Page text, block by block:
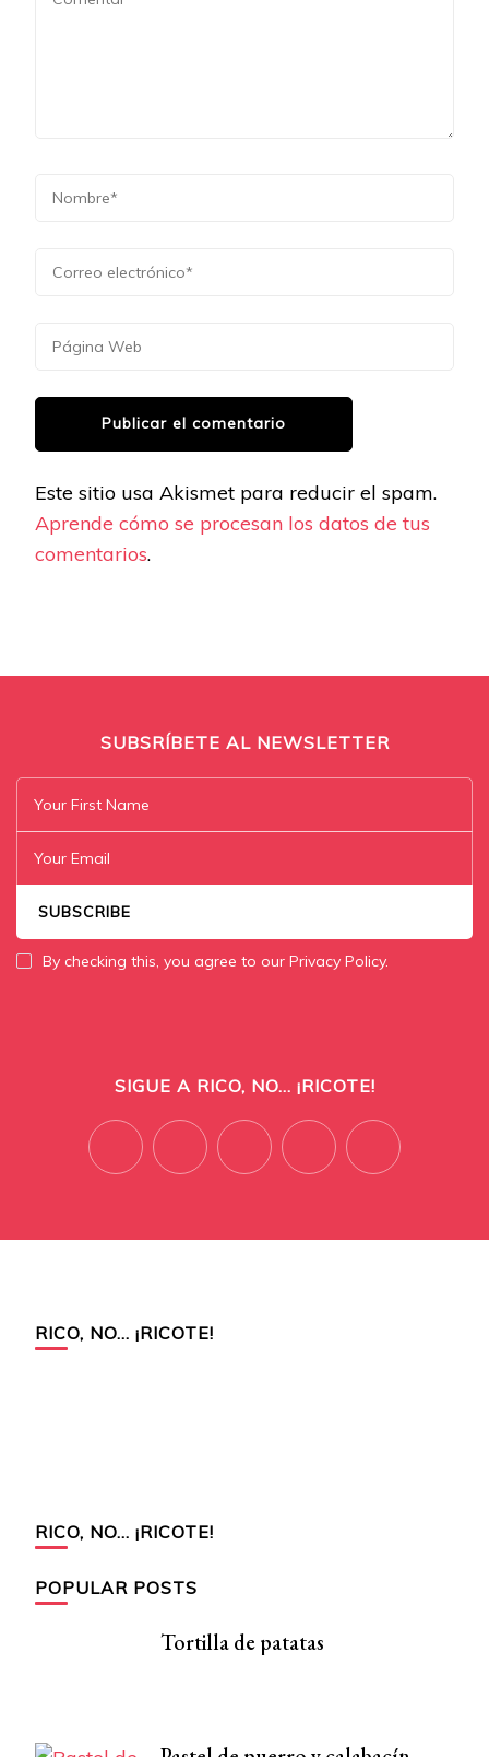
Este sitio usa Akismet para reducir el spam.
Aprende cómo se procesan los datos de tus
comentarios.
SUBSRÍBETE AL NEWSLETTER
By checking this, you agree to our Privacy Policy.
SIGUE A RICO, NO... ¡RICOTE!
RICO, NO… ¡RICOTE!
RICO, NO… ¡RICOTE!
POPULAR POSTS
Tortilla de patatas